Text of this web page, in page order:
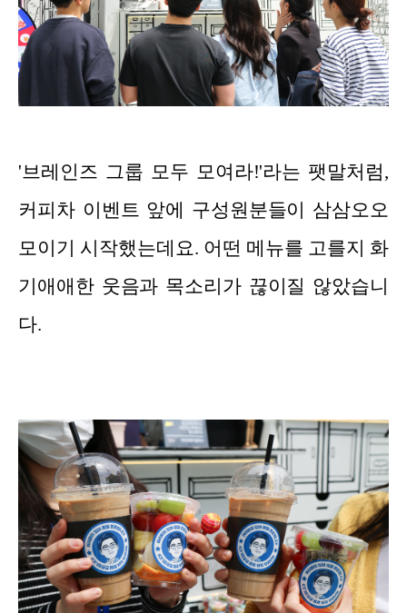
'브레인즈 그룹 모두 모여라!'라는 팻말처럼,
커피차 이벤트 앞에 구성원분들이 삼삼오오
모이기 시작했는데요. 어떤 메뉴를 고를지 화
기애애한 웃음과 목소리가 끊이질 않았습니
다.